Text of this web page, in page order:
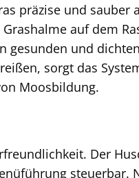
präzise und sauber
auf dem
und
sorgt das
Moosbildung.
Der
steuerbar.